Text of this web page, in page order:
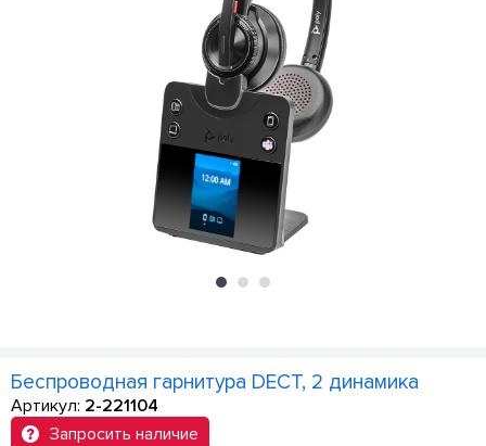
Беспроводная гарнитура DECT, 2 динамика
Артикул: 2-221104
Запросить наличие